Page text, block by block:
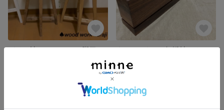
パイン材のスツール（1脚価格）
ウォールナット無垢材のリモコンラック
SOLD OUT